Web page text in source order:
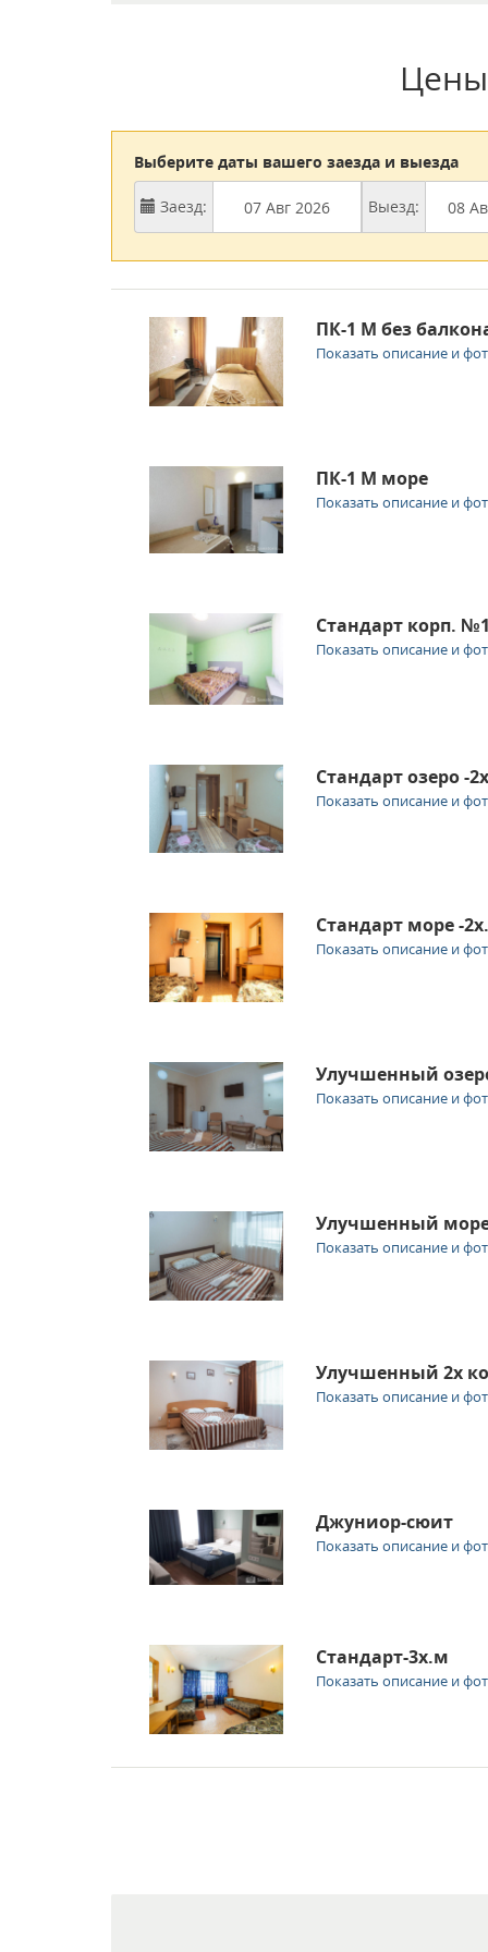
Выберите даты вашего заезда и выезда
Заезд: Выезд:
ПК-1 М без
Показать описание и
ПК-1 М море
Показать описание и
Стандарт корп.
Показать описание и
Стандарт озеро -
Показать описание и
Стандарт море -
Показать описание и
Улучшенный
Показать описание и
Улучшенный
Показать описание и
Улучшенный 2х
Показать описание и
Джуниор-сюит
Показать описание и
Стандарт-3х.м
Показать описание и